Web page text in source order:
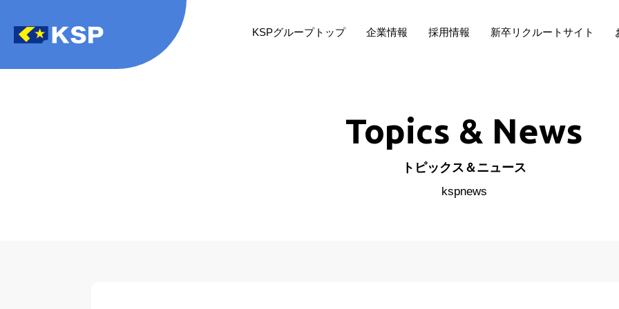
KSPグループトップ 企業情報 採用情報 新卒リクルートサイト
Topics & News
トピックス＆ニュース
kspnews